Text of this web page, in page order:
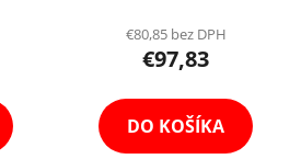
Statívom Domáce Kino
Interiér a Exteriér Film
€80,85 bez DPH
€97,83
DO KOŠÍKA